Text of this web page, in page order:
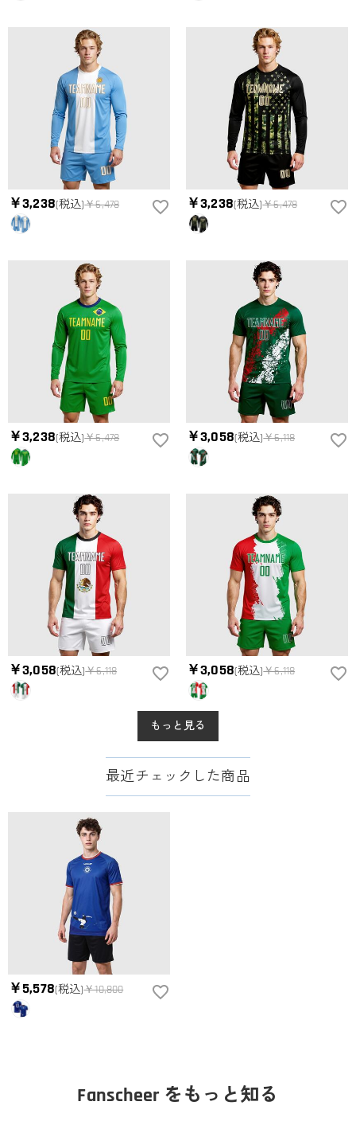
￥3,238(税込)￥6,478 ￥3,238(税込)￥6,478
￥3,238(税込)￥6,478 ￥3,058(税込)￥6,118
￥3,058(税込)￥6,118 ￥3,058(税込)￥6,118
もっと見る
最近チェックした商品
￥5,578(税込)￥10,800
Fanscheer をもっと知る